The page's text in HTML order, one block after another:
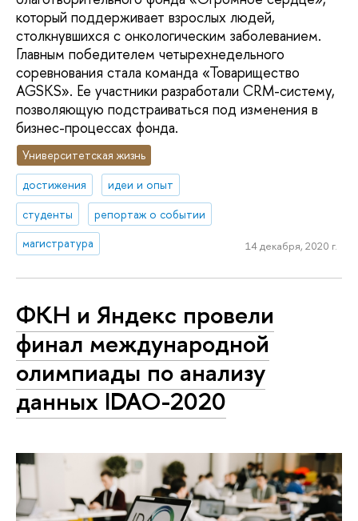
который поддерживает взрослых людей,
столкнувшихся с онкологическим заболеванием.
Главным победителем четырехнедельного
соревнования стала команда «Товарищество
AGSKS». Ее участники разработали CRM-систему,
позволяющую подстраиваться под изменения в
бизнес-процессах фонда.
Университетская жизнь
достижения
идеи и опыт
студенты
репортаж о событии
магистратура
14 декабря, 2020 г.
ФКН и Яндекс провели
финал международной
олимпиады по анализу
данных IDAO-2020